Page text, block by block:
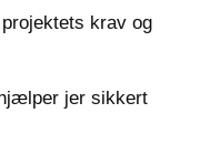
krav og
jer sikkert